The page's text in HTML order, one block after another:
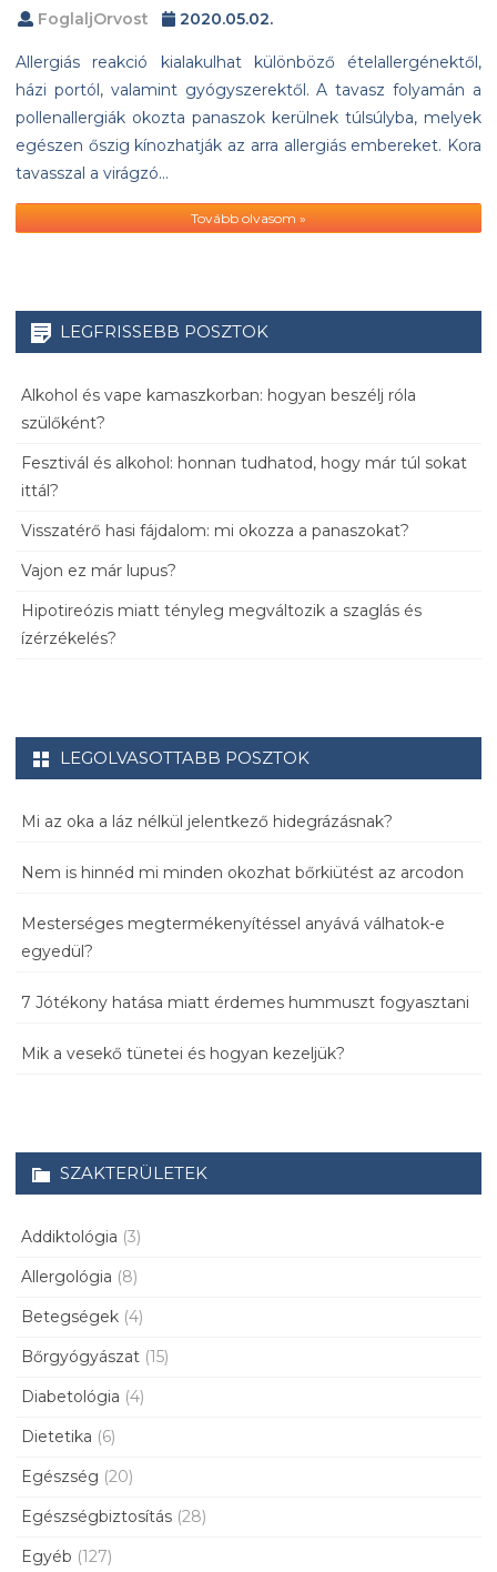
FoglaljOrvost 2020.05.02.
Allergiás reakció kialakulhat különböző ételallergénektől,
házi portól, valamint gyógyszerektől. A tavasz folyamán a
pollenallergiák okozta panaszok kerülnek túlsúlyba, melyek
egészen őszig kínozhatják az arra allergiás embereket. Kora
tavasszal a virágzó…
Tovább olvasom »
LEGFRISSEBB POSZTOK
Alkohol és vape kamaszkorban: hogyan beszélj róla
szülőként?
Fesztivál és alkohol: honnan tudhatod, hogy már túl sokat
ittál?
Visszatérő hasi fájdalom: mi okozza a panaszokat?
Vajon ez már lupus?
Hipotireózis miatt tényleg megváltozik a szaglás és
ízérzékelés?
LEGOLVASOTTABB POSZTOK
Mi az oka a láz nélkül jelentkező hidegrázásnak?
Nem is hinnéd mi minden okozhat bőrkiütést az arcodon
Mesterséges megtermékenyítéssel anyává válhatok-e
egyedül?
7 Jótékony hatása miatt érdemes hummuszt fogyasztani
Mik a vesekő tünetei és hogyan kezeljük?
SZAKTERÜLETEK
Addiktológia (3)
Allergológia (8)
Betegségek (4)
Bőrgyógyászat (15)
Diabetológia (4)
Dietetika (6)
Egészség (20)
Egészségbiztosítás (28)
Egyéb (127)